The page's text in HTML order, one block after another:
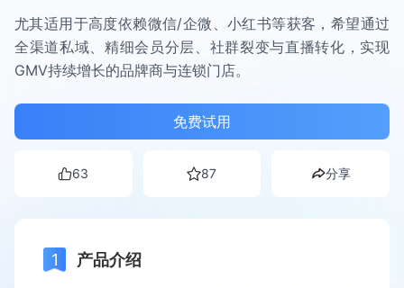
尤其适用于高度依赖微信/企微、小红书等获客，希望通过
全渠道私域、精细会员分层、社群裂变与直播转化，实现
GMV持续增长的品牌商与连锁门店。
免费试用
63 87 分享
产品介绍